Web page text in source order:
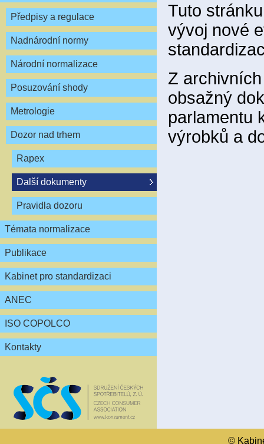
Předpisy a regulace
Nadnárodní normy
Národní normalizace
Posuzování shody
Metrologie
Dozor nad trhem
Rapex
Další dokumenty
Pravidla dozoru
Témata normalizace
Publikace
Kabinet pro standardizaci
ANEC
ISO COPOLCO
Kontakty
Tuto
vývoj nové
Z
obsažný
parlamentu
výrobků a
©